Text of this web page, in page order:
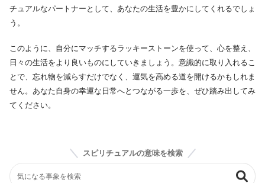
チュアルなパートナーとして、あなたの生活を豊かにしてくれるでしょ
う。
このように、自分にマッチするラッキーストーンを使って、心を整え、
日々の生活をより良いものにしていきましょう。意識的に取り入れるこ
とで、忘れ物を減らすだけでなく、運気を高める道を開けるかもしれま
せん。あなた自身の幸運な日常へとつながる一歩を、ぜひ踏み出してみ
てください。
スピリチュアルの意味を検索